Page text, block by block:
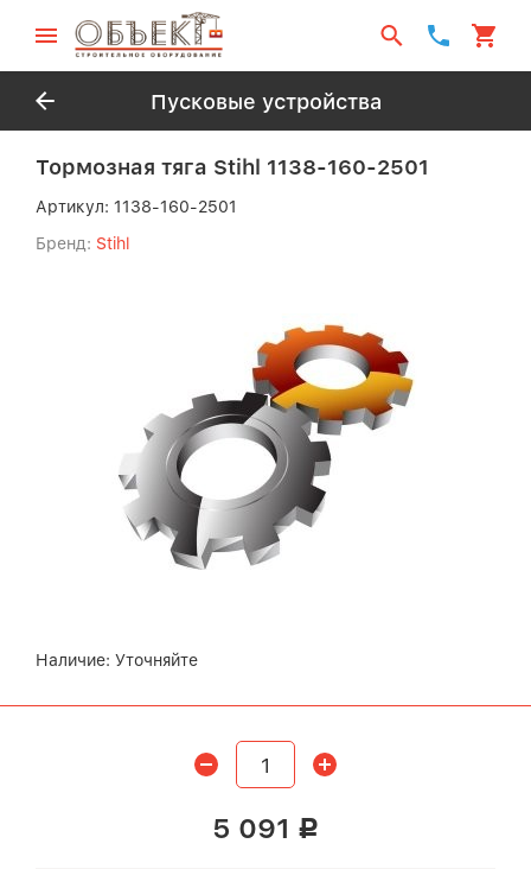
Пусковые устройства
Тормозная тяга Stihl 1138-160-2501
Артикул: 1138-160-2501
Бренд: Stihl
Наличие: Уточняйте
5 091 Р